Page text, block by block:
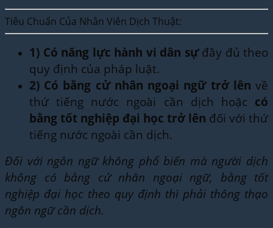
Tiêu Chuẩn Của Nhân Viên Dịch Thuật:
1) Có năng lực hành vi dân sựđầy đủ theo
quy định của pháp luật.
2) Có bằng cử nhân ngoại ngữ trở lên về
thứ tiếng nước ngoài cần dịch hoặc có
bằng tốt nghiệp đại học trở lên đối với thứ
tiếng nước ngoài cần dịch.
Đối với ngôn ngữ không phổ biến mà người dịch
không có bằng cử nhân ngoại ngữ, bằng tốt
nghiệp đại học theo quy định thì phải thông thạo
ngôn ngữ cần dịch.